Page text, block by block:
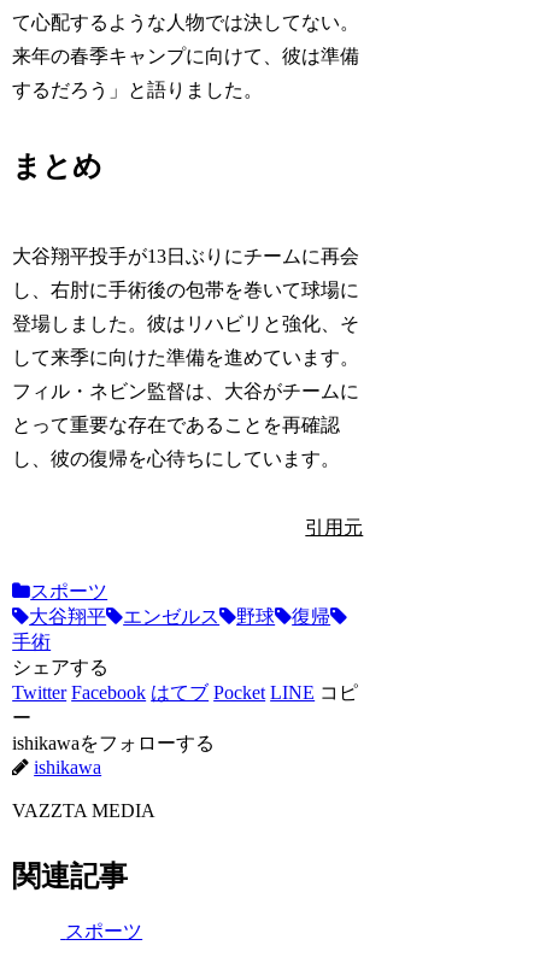
て心配するような人物では決してない。
来年の春季キャンプに向けて、彼は準備
するだろう」と語りました。
まとめ
大谷翔平投手が13日ぶりにチームに再会
し、右肘に手術後の包帯を巻いて球場に
登場しました。彼はリハビリと強化、そ
して来季に向けた準備を進めています。
フィル・ネビン監督は、大谷がチームに
とって重要な存在であることを再確認
し、彼の復帰を心待ちにしています。
引用元
スポーツ
大谷翔平
エンゼルス 野球
復帰
手術
シェアする
Twitter Facebook はてブ Pocket LINE コピ
ー
ishikawaをフォローする
ishikawa
VAZZTA MEDIA
関連記事
スポーツ